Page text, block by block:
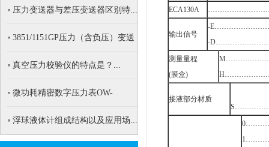
压力变送器与差压变送器区别特...
3851/1151GP压力（含负压）变送
真空压力校验仪的特点是？...
微功耗精密数字压力表OW-
浮球液体计组成结构以及应用场...
ECA130A
输出信号
-
-
测量量程
(膜盒)
接液部分材质